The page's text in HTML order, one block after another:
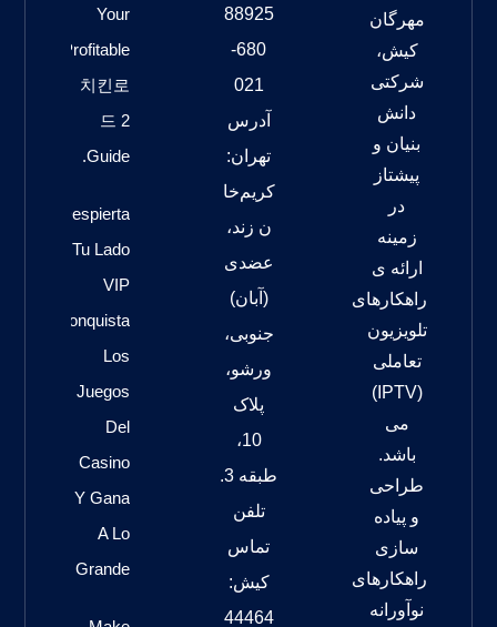
مهرگان
کیش،
شرکتی
دانش
بنیان و
پیشتاز
در
زمینه
ارائه ی
راهکارهای
تلویزیون
تعاملی
(IPTV)
می
باشد.
طراحی
و پیاده
سازی
راهکارهای
نوآورانه
88925
680-
021
آدرس
تهران:
کریم‌خا
ن زند،
عضدی
(آبان)
جنوبی،
ورشو،
پلاک
10،
طبقه 3.
تلفن
تماس
کیش:
44464
Your
Profitable
치킨로
드 2
Guide.
Despierta
Tu Lado
VIP
Conquista
Los
Juegos
Del
Casino
Y Gana
A Lo
Grande